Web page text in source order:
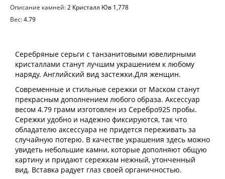
Описание камней:2 Кристалл Юв 1,778
Вес:4.79
Серебряные серьги с танзанитовыми ювелирными
кристаллами станут лучшим украшением к любому
наряду. Английский вид застежки.Для женщин.
Современные и стильные сережки от Маском станут
прекрасным дополнением любого образа. Аксессуар
весом 4.79 грамм изготовлен из Серебро925 пробы.
Сережки удобно и надежно фиксируются, так что
обладателю аксессуара не придется переживать за
случайную потерю. В качестве украшения здесь можно
увидеть небольшие камни, которые дополняют общую
картину и придают сережкам нежный, утонченный
вид. Вставка радует глаз своей органичностью.